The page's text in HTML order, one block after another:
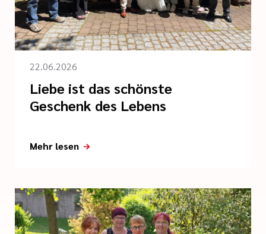
22.06.2026
Liebe ist das schönste
Geschenk des Lebens
Mehr lesen